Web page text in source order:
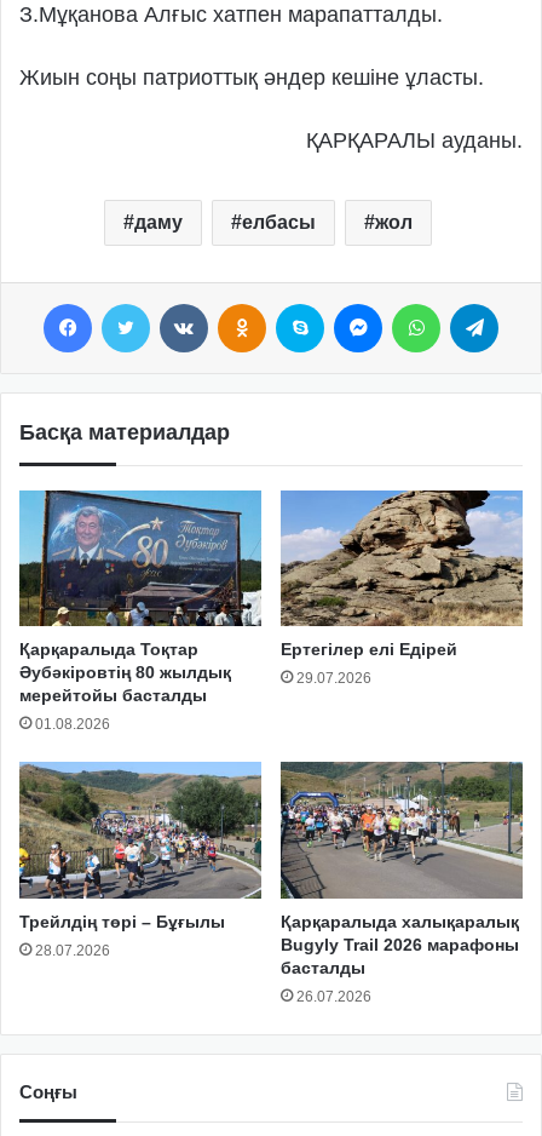
З.Мұқанова Алғыс хатпен марапатталды.
Жиын соңы патриоттық әндер кешіне ұласты.
ҚАРҚАРАЛЫ ауданы.
даму елбасы жол
Басқа материалдар
Қарқаралыда Тоқтар
Әубәкіровтің 80 жылдық
мерейтойы басталды
01.08.2026
Ертегілер елі Едірей
29.07.2026
Трейлдің төрі – Бұғылы
28.07.2026
Қарқаралыда халықаралық
Bugyly Trail 2026 марафоны
басталды
26.07.2026
Соңғы